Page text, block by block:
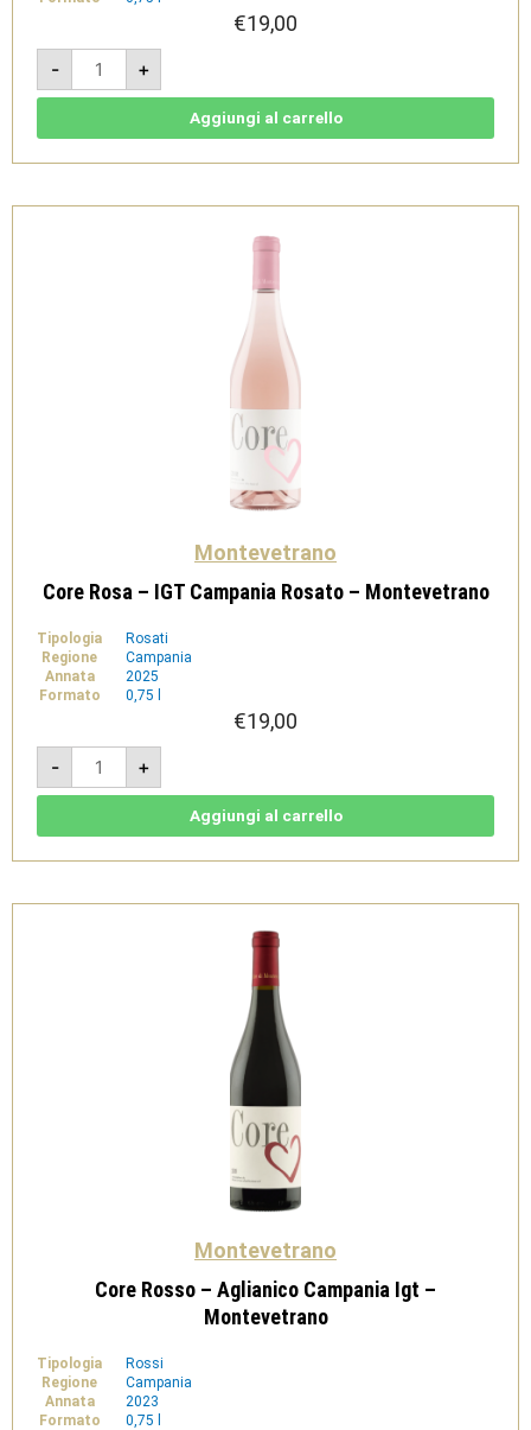
€19,00
-
Core
Bianco
-
IGT
Montevetrano
+
Aggiungi al carrello
Montevetrano
Core Rosa – IGT Campania Rosato – Montevetrano
Tipologia
Rosati
Regione
Campania
Annata
2025
Formato
0,75 l
€19,00
-
Core
Rosa
-
IGT
Montevetrano
+
Aggiungi al carrello
Montevetrano
Core Rosso – Aglianico Campania Igt –
Montevetrano
Tipologia
Rossi
Regione
Campania
Annata
2023
Formato
0,75 l